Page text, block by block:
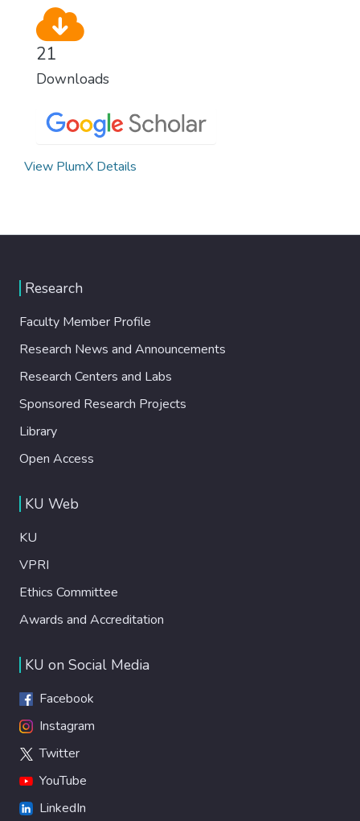
21
Downloads
View PlumX Details
Research
Faculty Member Profile
Research News and Announcements
Research Centers and Labs
Sponsored Research Projects
Library
Open Access
KU Web
KU
VPRI
Ethics Committee
Awards and Accreditation
KU on Social Media
Facebook
Instagram
Twitter
YouTube
LinkedIn